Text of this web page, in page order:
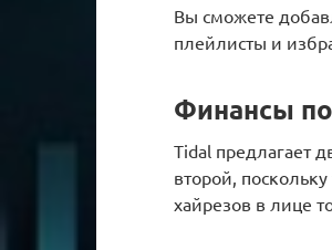
Вы сможете
плейлисты и
Финансы
Tidal предлагает
второй,
хайрезов в лице